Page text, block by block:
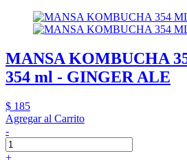
MANSA KOMBUCHA
354 ml - GINGER ALE
$ 185
Agregar al Carrito
-
+